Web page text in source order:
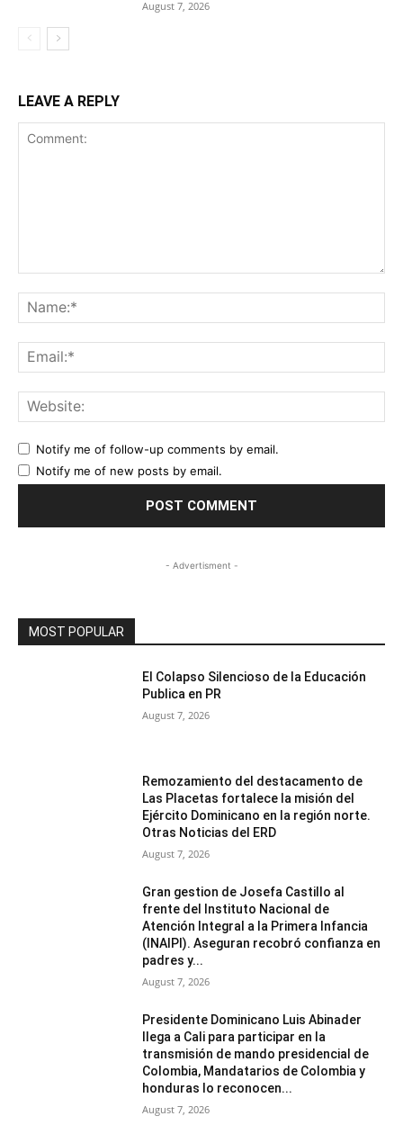
August 7, 2026
LEAVE A REPLY
Notify me of follow-up comments by email.
Notify me of new posts by email.
- Advertisment -
MOST POPULAR
El Colapso Silencioso de la Educación
Publica en PR
August 7, 2026
Remozamiento del destacamento de
Las Placetas fortalece la misión del
Ejército Dominicano en la región norte.
Otras Noticias del ERD
August 7, 2026
Gran gestion de Josefa Castillo al
frente del Instituto Nacional de
Atención Integral a la Primera Infancia
(INAIPI). Aseguran recobró confianza en
padres y...
August 7, 2026
Presidente Dominicano Luis Abinader
llega a Cali para participar en la
transmisión de mando presidencial de
Colombia, Mandatarios de Colombia y
honduras lo reconocen...
August 7, 2026